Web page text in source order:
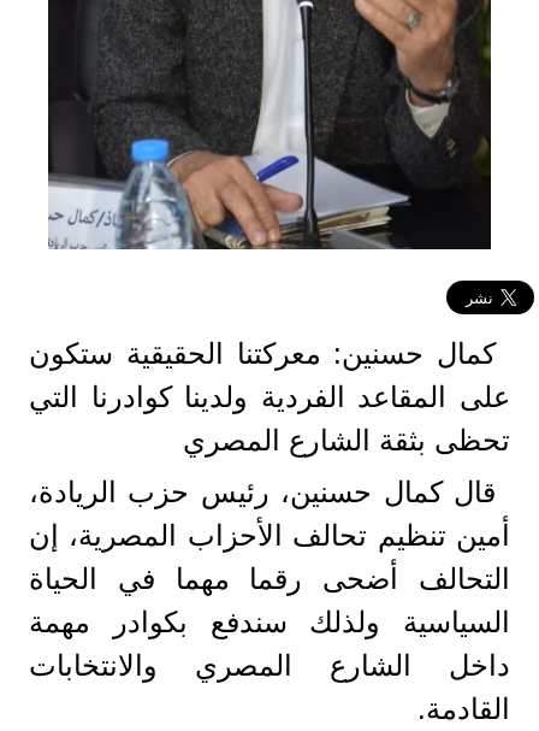
كمال حسنين: معركتنا الحقيقية ستكون
على المقاعد الفردية ولدينا كوادرنا التي
تحظى بثقة الشارع المصري
قال كمال حسنين، رئيس حزب الريادة،
أمين تنظيم تحالف الأحزاب المصرية، إن
التحالف أضحى رقما مهما في الحياة
السياسية ولذلك سندفع بكوادر مهمة
داخل الشارع المصري والانتخابات
القادمة.